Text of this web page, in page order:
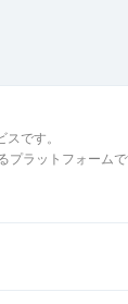
です。
ラットフォームで